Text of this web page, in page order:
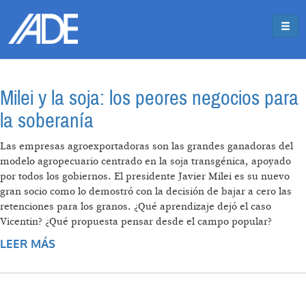
Milei y la soja: los peores negocios para
la soberanía
Las empresas agroexportadoras son las grandes ganadoras del
modelo agropecuario centrado en la soja transgénica, apoyado
por todos los gobiernos. El presidente Javier Milei es su nuevo
gran socio como lo demostró con la decisión de bajar a cero las
retenciones para los granos. ¿Qué aprendizaje dejó el caso
Vicentin? ¿Qué propuesta pensar desde el campo popular?
LEER MÁS